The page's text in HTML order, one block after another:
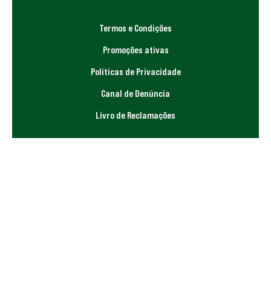
Termos e Condições
Promoções ativas
Políticas de Privacidade
Canal de Denúncia
Livro de Reclamações